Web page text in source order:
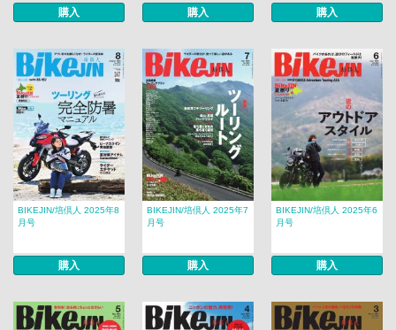
購入 購入 購入
BIKEJIN/培倶人 2025年8
月号
購入
BIKEJIN/培倶人 2025年7
月号
購入
BIKEJIN/培倶人 2025年6
月号
購入